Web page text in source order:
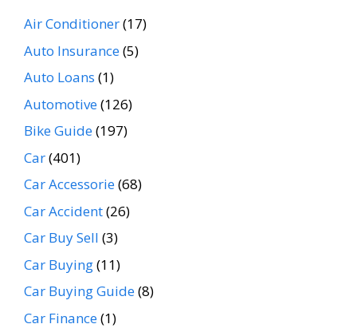
Air Conditioner(17)
Auto Insurance(5)
Auto Loans (1)
Automotive(126)
Bike Guide(197)
Car(401)
Car Accessorie(68)
Car Accident(26)
Car Buy Sell (3)
Car Buying(11)
Car Buying Guide(8)
Car Finance(1)